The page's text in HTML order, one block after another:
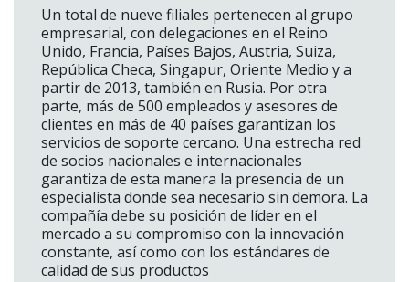
Un total de nueve filiales pertenecen al grupo
empresarial, con delegaciones en el Reino
Unido, Francia, Países Bajos, Austria, Suiza,
República Checa, Singapur, Oriente Medio y a
partir de 2013, también en Rusia. Por otra
parte, más de 500 empleados y asesores de
clientes en más de 40 países garantizan los
servicios de soporte cercano. Una estrecha red
de socios nacionales e internacionales
garantiza de esta manera la presencia de un
especialista donde sea necesario sin demora. La
compañía debe su posición de líder en el
mercado a su compromiso con la innovación
constante, así como con los estándares de
calidad de sus productos